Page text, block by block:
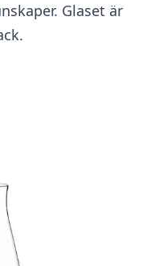
Glaset är